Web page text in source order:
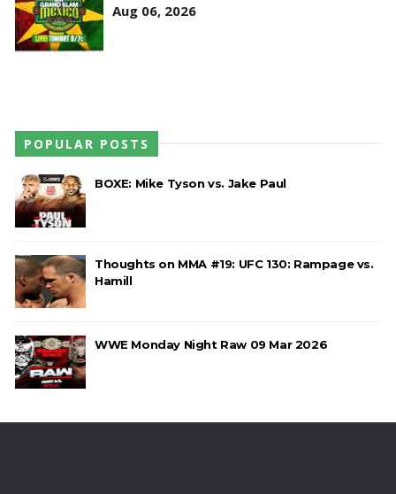
Brawling Birds levam a melhor no Grand Slam
Mexico
SCSA867 -Aug 09 2026
WWE: WWE revela bracket do torneio por World
SCSA867-Aug 09 2026
Aug 06, 2026
POPULAR POSTS
BOXE: Mike Tyson vs. Jake Paul
Thoughts on MMA #19: UFC 130: Rampage vs.
Hamill
WWE Monday Night Raw 09 Mar 2026